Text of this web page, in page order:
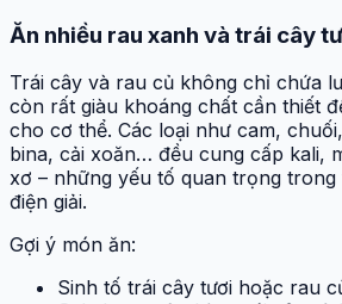
Ăn nhiều rau xanh và trái cây
Trái cây và rau củ không chỉ chứa
còn rất giàu khoáng chất cần thiết
cho cơ thể. Các loại như cam,
bina, cải xoăn… đều cung cấp kali,
xơ – những yếu tố quan trọng trong
điện giải.
Gợi ý món ăn:
Sinh tố trái cây tươi hoặc rau